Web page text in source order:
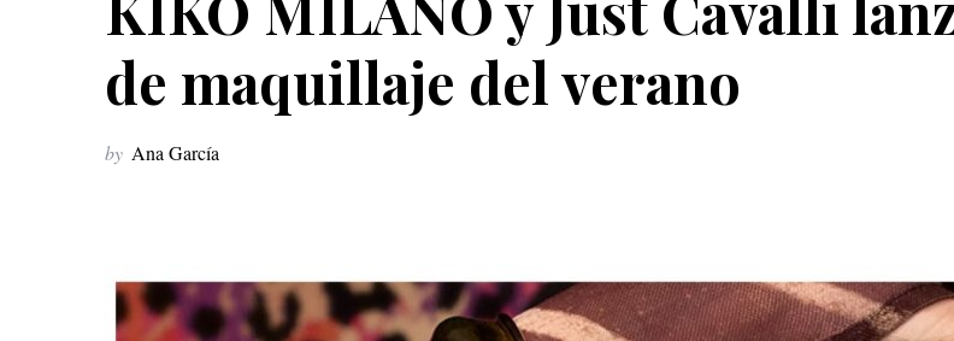
de maquillaje del verano
by Ana García